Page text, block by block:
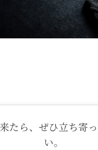
たら、ぜひ立ち寄
い。